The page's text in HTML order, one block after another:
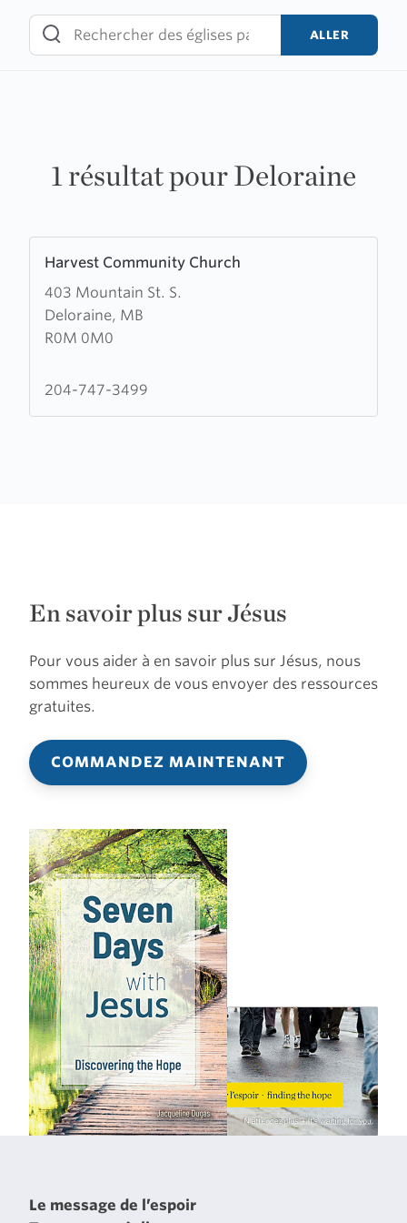
content
ALLER
1 résultat pour Deloraine
Harvest Community Church
403 Mountain St. S.
Deloraine, MB
R0M 0M0
more
about
Harvest
Community
204-747-3499
En savoir plus sur Jésus
Pour vous aider à en savoir plus sur Jésus, nous
sommes heureux de vous envoyer des ressources
gratuites.
COMMANDEZ MAINTENANT
Le message de l’espoir